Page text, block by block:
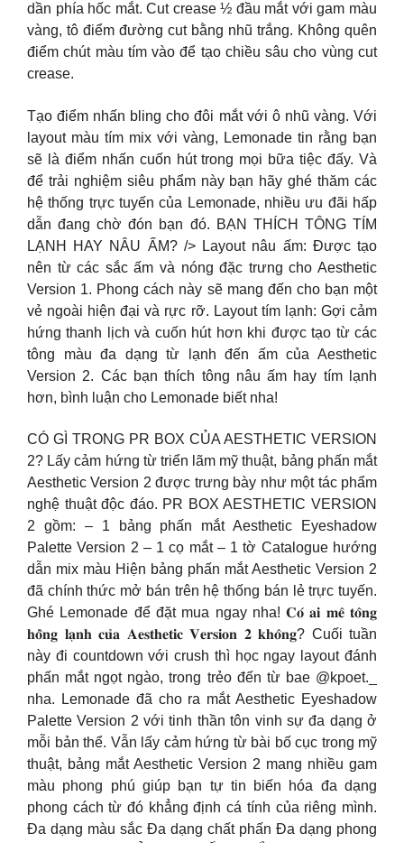
dần phía hốc mắt. Cut crease ½ đầu mắt với gam màu
vàng, tô điểm đường cut bằng nhũ trắng. Không quên
điểm chút màu tím vào để tạo chiều sâu cho vùng cut
crease.
Tạo điểm nhấn bling cho đôi mắt với ô nhũ vàng. Với
layout màu tím mix với vàng, Lemonade tin rằng bạn
sẽ là điểm nhấn cuốn hút trong mọi bữa tiệc đấy. Và
để trải nghiệm siêu phẩm này bạn hãy ghé thăm các
hệ thống trực tuyến của Lemonade, nhiều ưu đãi hấp
dẫn đang chờ đón bạn đó. BẠN THÍCH TÔNG TÍM
LẠNH HAY NÂU ẤM? /> Layout nâu ấm: Được tạo
nên từ các sắc ấm và nóng đặc trưng cho Aesthetic
Version 1. Phong cách này sẽ mang đến cho bạn một
vẻ ngoài hiện đại và rực rỡ. Layout tím lạnh: Gợi cảm
hứng thanh lịch và cuốn hút hơn khi được tạo từ các
tông màu đa dạng từ lạnh đến ấm của Aesthetic
Version 2. Các bạn thích tông nâu ấm hay tím lạnh
hơn, bình luận cho Lemonade biết nha!
CÓ GÌ TRONG PR BOX CỦA AESTHETIC VERSION
2? Lấy cảm hứng từ triển lãm mỹ thuật, bảng phấn mắt
Aesthetic Version 2 được trưng bày như một tác phẩm
nghệ thuật độc đáo. PR BOX AESTHETIC VERSION
2 gồm: – 1 bảng phấn mắt Aesthetic Eyeshadow
Palette Version 2 – 1 cọ mắt – 1 tờ Catalogue hướng
dẫn mix màu Hiện bảng phấn mắt Aesthetic Version 2
đã chính thức mở bán trên hệ thống bán lẻ trực tuyến.
Ghé Lemonade để đặt mua ngay nha! 𝐂𝐨́ 𝐚𝐢 𝐦𝐞̂ 𝐭𝐨̂𝐧𝐠
𝐡𝐨̂̀𝐧𝐠 𝐥𝐚̣𝐧𝐡 𝐜𝐮̉𝐚 𝐀𝐞𝐬𝐭𝐡𝐞𝐭𝐢𝐜 𝐕𝐞𝐫𝐬𝐢𝐨𝐧 𝟐 𝐤𝐡𝐨̂𝐧𝐠? Cuối tuần
này đi countdown với crush thì học ngay layout đánh
phấn mắt ngọt ngào, trong trẻo đến từ bae @kpoet._
nha. Lemonade đã cho ra mắt Aesthetic Eyeshadow
Palette Version 2 với tinh thần tôn vinh sự đa dạng ở
mỗi bản thể. Vẫn lấy cảm hứng từ bài bố cục trong mỹ
thuật, bảng mắt Aesthetic Version 2 mang nhiều gam
màu phong phú giúp bạn tự tin biến hóa đa dạng
phong cách từ đó khẳng định cá tính của riêng mình.
Đa dạng màu sắc Đa dạng chất phấn Đa dạng phong